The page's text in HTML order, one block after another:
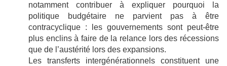
notamment contribuer à expliquer pourquoi la
politique budgétaire ne parvient pas à être
contracyclique : les gouvernements sont peut-être
plus enclins à faire de la relance lors des récessions
que de l’austérité lors des expansions.
Les transferts intergénérationnels constituent une